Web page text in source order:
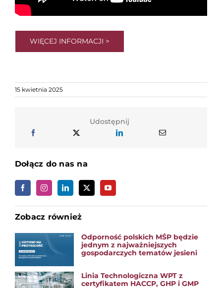
WIĘCEJ INFORMACJI >
15 kwietnia 2025
Udostępnij
Dołącz do nas na
Zobacz również
Odporność polskich MŚP będzie
jednym z najważniejszych
gospodarczych tematów jesieni
Linia Technologiczna WPT z
certyfikatem HACCP, GHP i GMP